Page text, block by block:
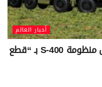
أخبار العالم
زعيم حزب تركي: لا يجب استبدال منظومة S-400 بـ “قطع